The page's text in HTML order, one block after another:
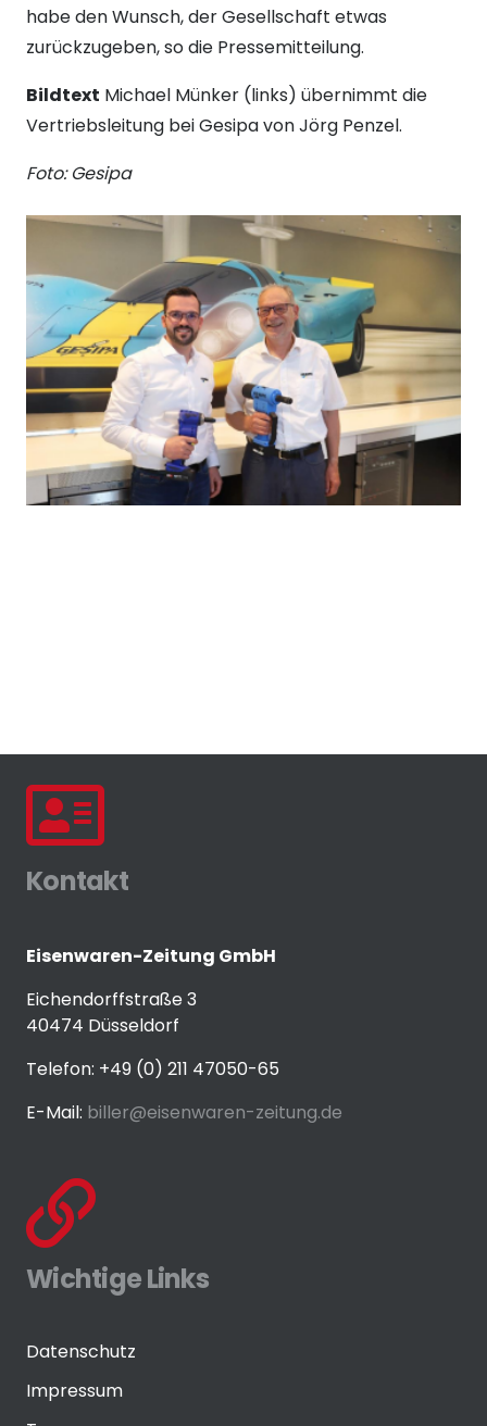
habe den Wunsch, der Gesellschaft etwas
zurückzugeben, so die Pressemitteilung.
Bildtext Michael Münker (links) übernimmt die
Vertriebsleitung bei Gesipa von Jörg Penzel.
Foto: Gesipa
Kontakt
Eisenwaren-Zeitung GmbH
Eichendorffstraße 3
40474 Düsseldorf
Telefon: +49 (0) 211 47050-65
E-Mail: biller@eisenwaren-zeitung.de
Wichtige Links
Datenschutz
Impressum